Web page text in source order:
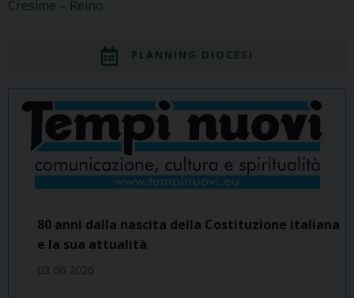
Cresime – Reino
PLANNING DIOCESI
80 anni dalla nascita della Costituzione italiana
e la sua attualità
03 06 2026